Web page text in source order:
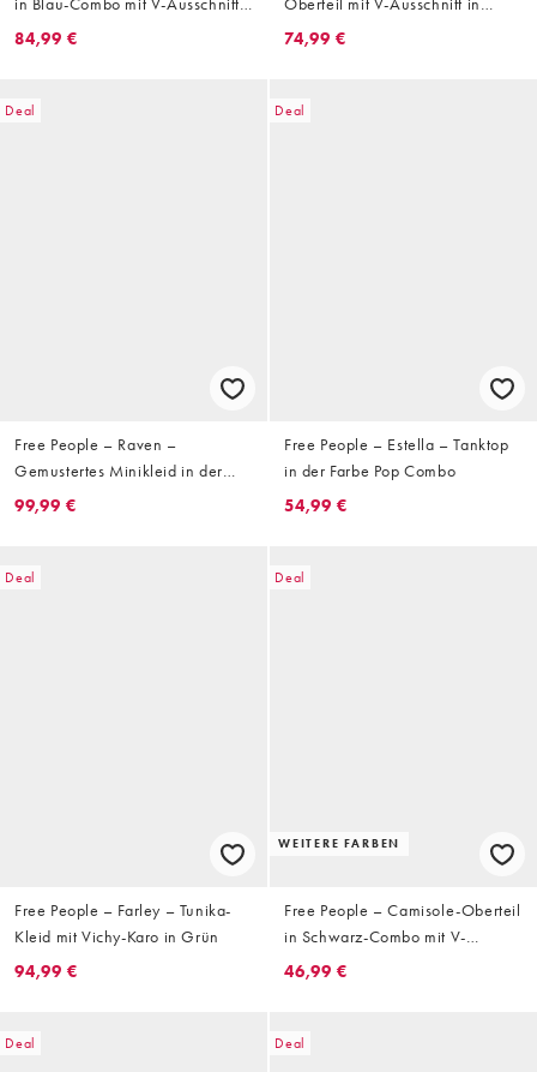
und Schößchen
84,99 €
Schwarz mit Polka Dots
74,99 €
Deal
Free People – Raven –
Gemustertes Minikleid in der
Farbe Midnight Combo
99,99 €
Deal
Free People – Estella – Tanktop
in der Farbe Pop Combo
54,99 €
Deal
Free People – Farley – Tunika-
Kleid mit Vichy-Karo in Grün
94,99 €
Deal
WEITERE FARBEN
Free People – Camisole-Oberteil
in Schwarz-Combo mit V-
Ausschnitt und Schößchen
46,99 €
Deal Deal